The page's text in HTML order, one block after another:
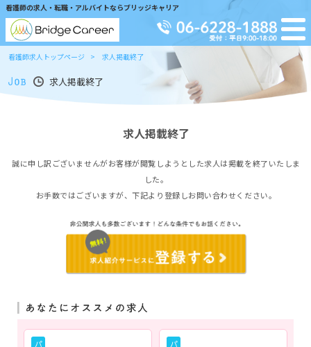
看護師の求人・転職・アルバイトならブリッジキャリア
看護師求人トップページ 求人掲載終了
求人掲載終了
求人掲載終了
誠に申し訳ございませんがお客様が閲覧しようとした求人は掲載を終了いたしま
した。
お手数ではございますが、下記より登録しお問い合わせください。
パ
パ